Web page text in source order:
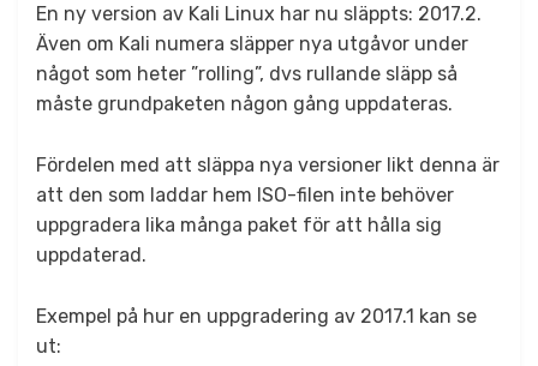
En ny version av Kali Linux har nu släppts: 2017.2.
Även om Kali numera släpper nya utgåvor under
något som heter ”rolling”, dvs rullande släpp så
måste grundpaketen någon gång uppdateras.
Fördelen med att släppa nya versioner likt denna är
att den som laddar hem ISO-filen inte behöver
uppgradera lika många paket för att hålla sig
uppdaterad.
Exempel på hur en uppgradering av 2017.1 kan se
ut: